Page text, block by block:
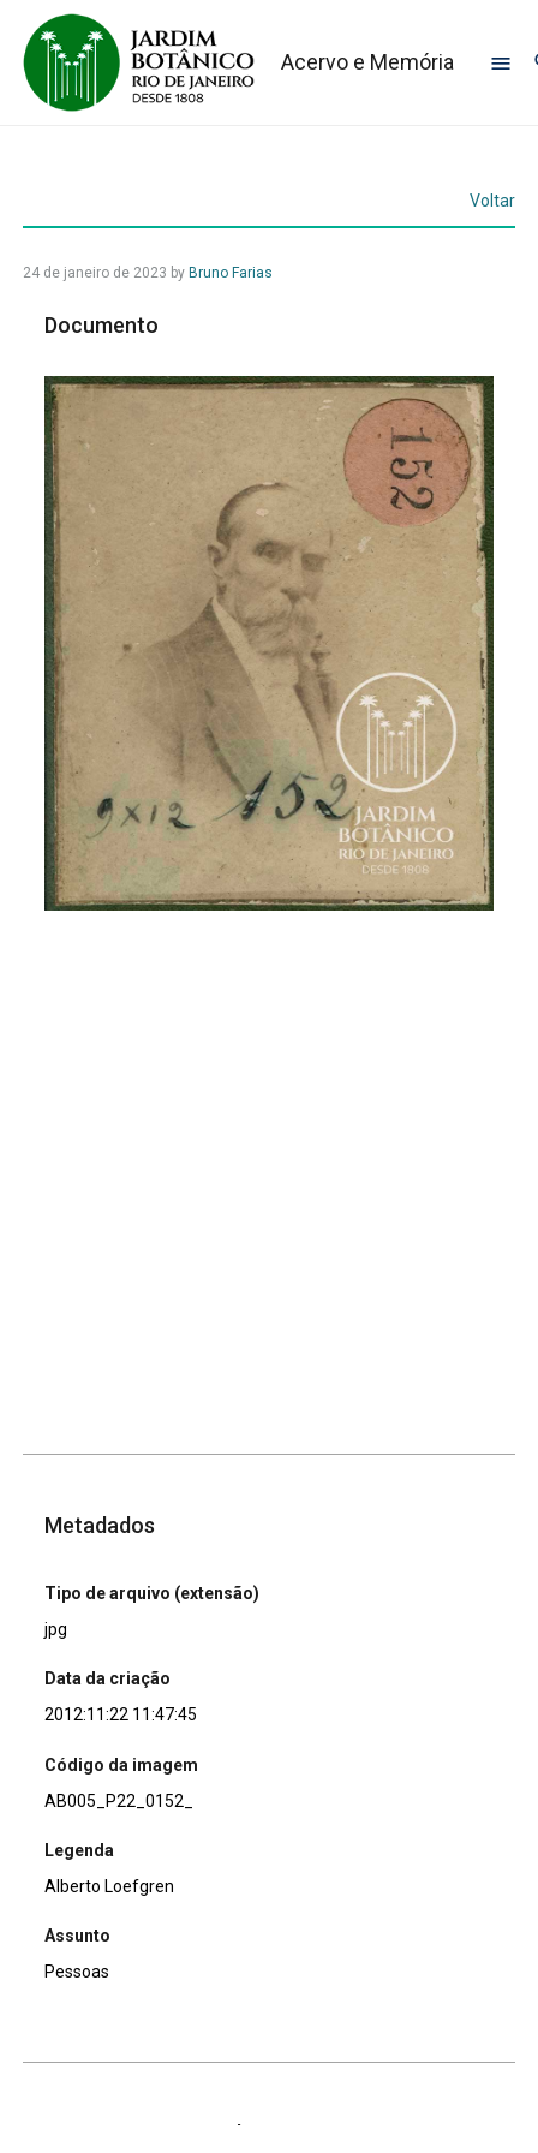
Acervo e Memória
Voltar
24 de janeiro de 2023 by Bruno Farias
Documento
Metadados
Tipo de arquivo (extensão)
jpg
Data da criação
2012:11:22 11:47:45
Código da imagem
AB005_P22_0152_
Legenda
Alberto Loefgren
Assunto
Pessoas
Continuar navegando